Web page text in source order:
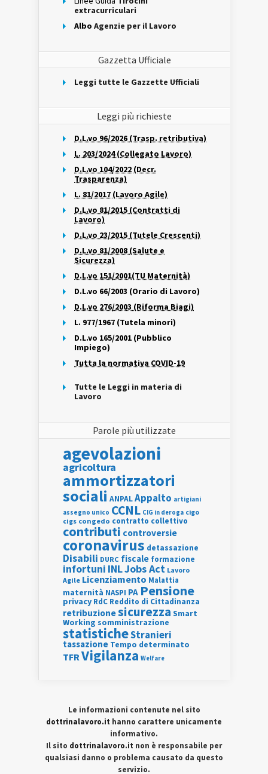
extracurriculari
Albo Agenzie per il Lavoro
Gazzetta Ufficiale
Leggi tutte le Gazzette Ufficiali
Leggi più richieste
D.L.vo 96/2026 (Trasp. retributiva)
L. 203/2024 (Collegato Lavoro)
D.L.vo 104/2022 (Decr.
Trasparenza)
L. 81/2017 (Lavoro Agile)
D.L.vo 81/2015 (Contratti di
Lavoro)
D.L.vo 23/2015 (Tutele Crescenti)
D.L.vo 81/2008 (Salute e
Sicurezza)
D.L.vo 151/2001(TU Maternità)
D.L.vo 66/2003 (Orario di Lavoro)
D.L.vo 276/2003 (Riforma Biagi)
L. 977/1967 (Tutela minori)
D.L.vo 165/2001 (Pubblico
Impiego)
Tutta la normativa COVID-19
Tutte le Leggi in materia di
Lavoro
Parole più utilizzate
agevolazioni
agricoltura
ammortizzatori
sociali ANPALAppalto artigiani
assegno unico CCNL CIG in deroga cigo
cigs congedo contratto collettivo
contributi controversie
coronavirus detassazione
Disabili DURC fiscale formazione
infortuni INLJobs Act Lavoro
Agile Licenziamento Malattia
maternità NASPI PA Pensione
privacy RdC Reddito di Cittadinanza
retribuzionesicurezza Smart
Working somministrazione
statisticheStranieri
tassazione Tempo determinato
TFRVigilanza Welfare
Le informazioni contenute nel sito
dottrinalavoro.it hanno carattere unicamente
informativo.
Il sito dottrinalavoro.it non è responsabile per
qualsiasi danno o problema causato da questo
servizio.